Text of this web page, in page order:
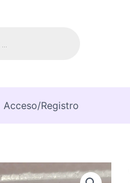
Acceso/Registro